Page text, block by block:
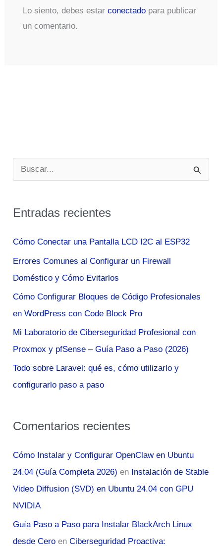
Lo siento, debes estar conectadopara publicar
un comentario.
u
c
p
o
r
:
Entradas recientes
Cómo Conectar una Pantalla LCD I2C al ESP32
Errores Comunes al Configurar un Firewall
Doméstico y Cómo Evitarlos
Cómo Configurar Bloques de Código Profesionales
en WordPress con Code Block Pro
Mi Laboratorio de Ciberseguridad Profesional con
Proxmox y pfSense – Guía Paso a Paso (2026)
Todo sobre Laravel: qué es, cómo utilizarlo y
configurarlo paso a paso
Comentarios recientes
Cómo Instalar y Configurar OpenClaw en Ubuntu
24.04 (Guía Completa 2026) en Instalación de Stable
Video Diffusion (SVD) en Ubuntu 24.04 con GPU
NVIDIA
Guía Paso a Paso para Instalar BlackArch Linux
desde Cero enCiberseguridad Proactiva: